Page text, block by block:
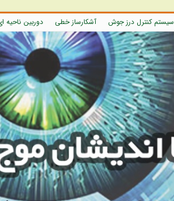
سیستم کنترل درز جوش آشکارساز خطی دوربین ناحیه